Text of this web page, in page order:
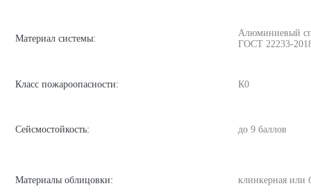
Материал системы:
Алюминиевый
ГОСТ 22233-
Класс пожароопасности: К0
Сейсмостойкость: до 9 баллов
Материалы облицовки: клинкерная или